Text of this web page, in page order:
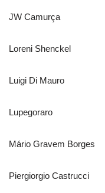
JW Camurça
Loreni Shenckel
Luigi Di Mauro
Lupegoraro
Mário Gravem Borges
Piergiorgio Castrucci